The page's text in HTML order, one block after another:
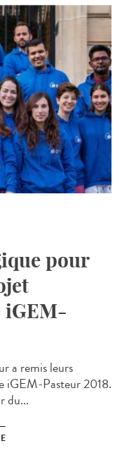
pour
iGEM-
a remis leurs
iGEM-Pasteur 2018.
du...